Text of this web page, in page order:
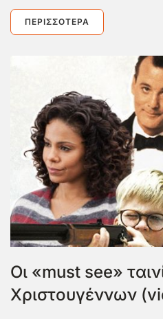
ΠΕΡΙΣΣΌΤΕΡΑ
Οι «must see»
Χριστουγέννων